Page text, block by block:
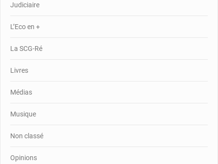
Judiciaire
L’Eco en +
La SCG-Ré
Livres
Médias
Musique
Non classé
Opinions